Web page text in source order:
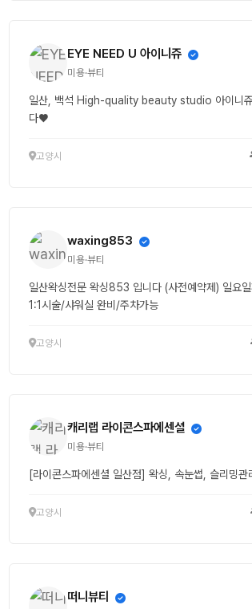
EYE NEED U 아이니쥬
미용·뷰티
일산, 백석 High-quality beauty studio 아이니쥬
다♥
고양시
waxing853
미용·뷰티
일산왁싱전문 왁싱853 입니다 (사전예약제) 일요
1:1시술/샤워실 완비/주차가능
고양시
캐리랩 라이콘스파에센셜
미용·뷰티
[라이콘스파에센셜 일산점] 왁싱, 속눈썹, 슬리밍관
고양시
떠니뷰티